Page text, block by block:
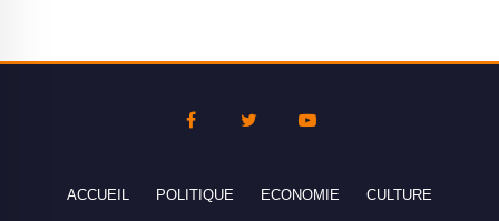
ACCUEIL POLITIQUE ECONOMIE CULTURE